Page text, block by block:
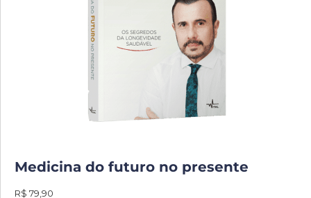
Medicina do futuro no presente
R$ 79,90